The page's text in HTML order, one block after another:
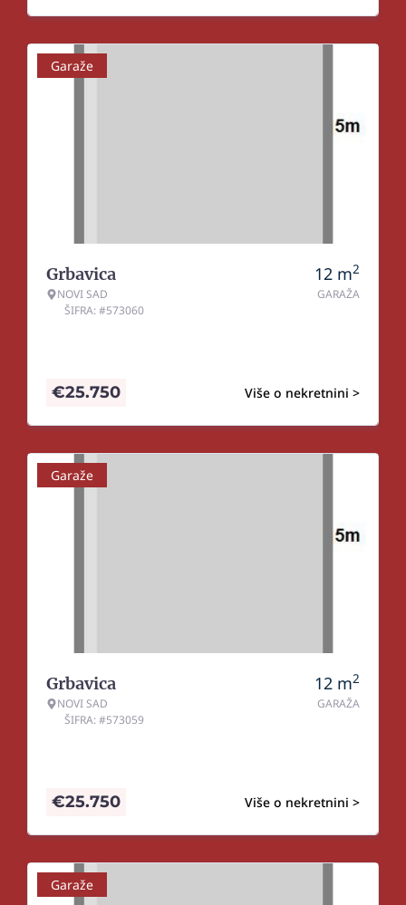
Garaže
Grbavica
NOVI SAD
ŠIFRA: #573060
12 m2
GARAŽA
Više o nekretnini >
€25.750
Garaže
Grbavica
NOVI SAD
ŠIFRA: #573059
12 m2
GARAŽA
Više o nekretnini >
€25.750
Garaže